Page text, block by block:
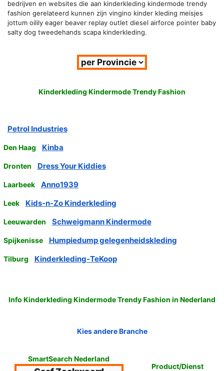
bedrijven en websites die aan kinderkleding kindermode trendy
fashion gerelateerd kunnen zijn vingino kinder kleding meisjes
jottum oilily eager beaver replay outlet diesel airforce pointer baby
salty dog tweedehands scapa kinderkleding.
Kinderkleding Kindermode Trendy Fashion
Petrol Industries
Den Haag Kinba
Dronten Dress Your Kiddies
Laarbeek Anno1939
Leek Kids-n-Zo Kinderkleding
Leeuwarden Schweigmann Kindermode
Spijkenisse Humpiedump gelegenheidskleding
Tilburg Kinderkleding-TeKoop
Info Kinderkleding Kindermode Trendy Fashion in Nederland
Kies andere Branche
SmartSearch Nederland
Product/Dienst